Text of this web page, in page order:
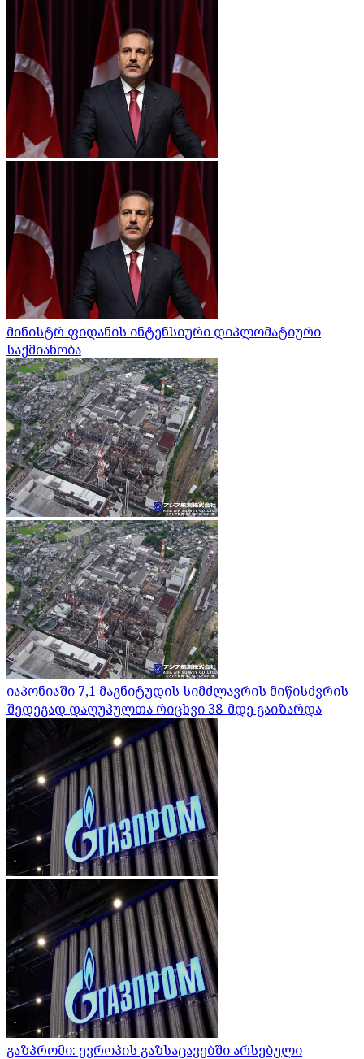
მინისტრ ფიდანის ინტენსიური დიპლომატიური
საქმიანობა
იაპონიაში 7,1 მაგნიტუდის სიმძლავრის მიწისძვრის
შედეგად დაღუპულთა რიცხვი 38-მდე გაიზარდა
გაზპრომი: ევროპის გაზსაცავებში არსებული